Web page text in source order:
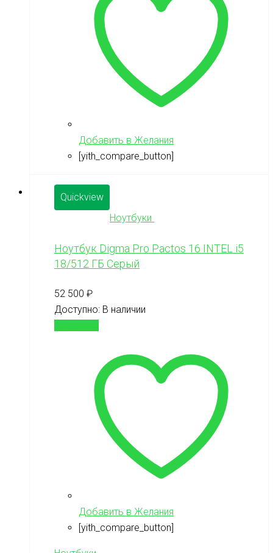
Добавить в Желания
[yith_compare_button]
Quickview
Ноутбуки
Ноутбук Digma Pro Pactos 16 INTEL i5
18/512 ГБ Серый
52 500 ₽
Доступно: В наличии
Добавить в Желания
[yith_compare_button]